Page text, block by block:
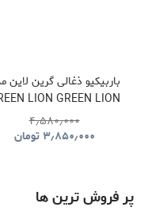
باربیکیو ذغالی گرین لاین
LION GREEN LION
QUDRA FOLDABLE BBQ
GRILL GNQDRBBQSTBK
۴٫۵۸۰٫۰۰۰
۳٫۸۵۰٫۰۰۰ تومان
پر فروش ترین ها